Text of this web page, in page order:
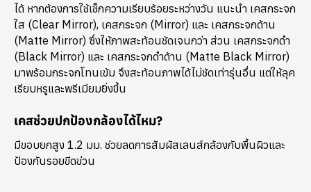
ได้ หากต้องการใช้เช็กความเรียบร้อยระหว่างวัน แนะนำ เคสกระจก
ใส (Clear Mirror), เคสกระจก (Mirror) และ เคสกระจกด้าน
(Matte Mirror) ซึ่งให้ภาพสะท้อนชัดเจนกว่า ส่วน เคสกระจกดำ
(Black Mirror) และ เคสกระจกดำด้าน (Matte Black Mirror)
มาพร้อมกระจกโทนเข้ม จึงสะท้อนภาพได้ไม่ชัดเท่ารุ่นอื่น แต่ให้ลุค
เรียบหรูและพรีเมียมยิ่งขึ้น
เคสช่วยปกป้องกล้องได้ไหม?
มีขอบยกสูง 1.2 มม. ช่วยลดการสัมผัสเลนส์กล้องกับพื้นผิวและ
ป้องกันรอยขีดข่วน